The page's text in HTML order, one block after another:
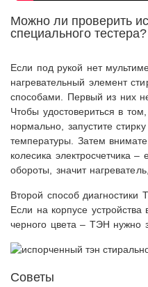
Можно ли проверить
специального тестера?
Если под рукой нет
нагревательный элемент
способами. Первый из них не
Чтобы удостовериться в
нормально, запустите
температуры. Затем
колесика электросчетчика
обороты, значит
Второй способ диагностики
Если на корпусе
черного цвета – ТЭН нужно
Советы